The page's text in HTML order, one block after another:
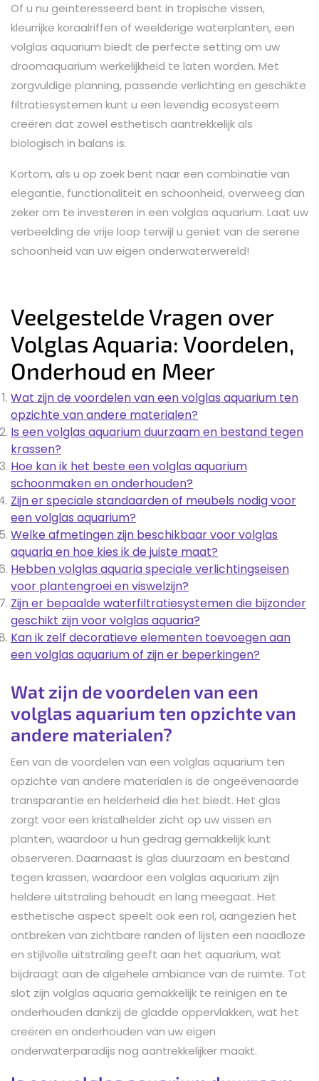
Of u nu geïnteresseerd bent in tropische vissen,
kleurrijke koraalriffen of weelderige waterplanten, een
volglas aquarium biedt de perfecte setting om uw
droomaquarium werkelijkheid te laten worden. Met
zorgvuldige planning, passende verlichting en geschikte
filtratiesystemen kunt u een levendig ecosysteem
creëren dat zowel esthetisch aantrekkelijk als
biologisch in balans is.
Kortom, als u op zoek bent naar een combinatie van
elegantie, functionaliteit en schoonheid, overweeg dan
zeker om te investeren in een volglas aquarium. Laat uw
verbeelding de vrije loop terwijl u geniet van de serene
schoonheid van uw eigen onderwaterwereld!
Veelgestelde Vragen over
Volglas Aquaria: Voordelen,
Onderhoud en Meer
Wat zijn de voordelen van een volglas aquarium ten
opzichte van andere materialen?
Is een volglas aquarium duurzaam en bestand tegen
krassen?
Hoe kan ik het beste een volglas aquarium
schoonmaken en onderhouden?
Zijn er speciale standaarden of meubels nodig voor
een volglas aquarium?
Welke afmetingen zijn beschikbaar voor volglas
aquaria en hoe kies ik de juiste maat?
Hebben volglas aquaria speciale verlichtingseisen
voor plantengroei en viswelzijn?
Zijn er bepaalde waterfiltratiesystemen die bijzonder
geschikt zijn voor volglas aquaria?
Kan ik zelf decoratieve elementen toevoegen aan
een volglas aquarium of zijn er beperkingen?
Wat zijn de voordelen van een
volglas aquarium ten opzichte van
andere materialen?
Een van de voordelen van een volglas aquarium ten
opzichte van andere materialen is de ongeëvenaarde
transparantie en helderheid die het biedt. Het glas
zorgt voor een kristalhelder zicht op uw vissen en
planten, waardoor u hun gedrag gemakkelijk kunt
observeren. Daarnaast is glas duurzaam en bestand
tegen krassen, waardoor een volglas aquarium zijn
heldere uitstraling behoudt en lang meegaat. Het
esthetische aspect speelt ook een rol, aangezien het
ontbreken van zichtbare randen of lijsten een naadloze
en stijlvolle uitstraling geeft aan het aquarium, wat
bijdraagt aan de algehele ambiance van de ruimte. Tot
slot zijn volglas aquaria gemakkelijk te reinigen en te
onderhouden dankzij de gladde oppervlakken, wat het
creëren en onderhouden van uw eigen
onderwaterparadijs nog aantrekkelijker maakt.